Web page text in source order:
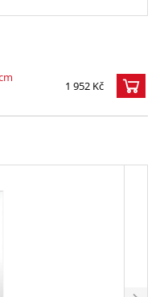
1 952 Kč